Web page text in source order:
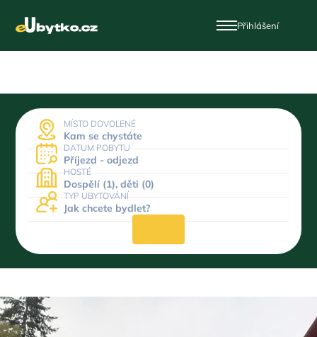
Přihlášení
MÍSTO DOVOLENÉ
Kam se chystáte
DATUM POBYTU
Příjezd - odjezd
HOSTÉ
Dospělí (1), děti (0)
TYP UBYTOVÁNÍ
Jak chcete bydlet?